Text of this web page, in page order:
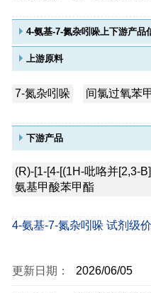
4-氨基-7-氮杂吲哚上下游产品
上游原料
7-氮杂吲哚 间氯过氧苯
下游产品
(R)-[1-[4-[(1H-吡咯并[2,3-
氨基甲酸苯甲酯
4-氨基-7-氮杂吲哚 试剂级
更新日期： 2026/06/05